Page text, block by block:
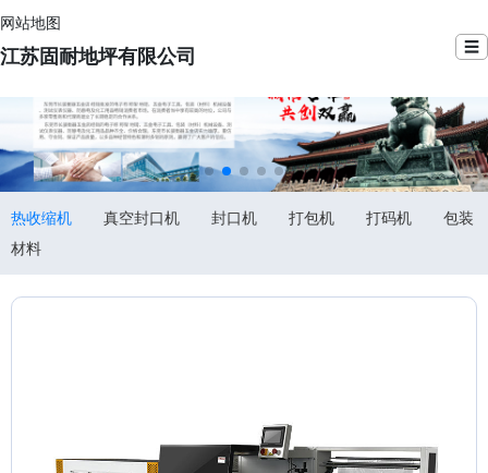
网站地图
江苏固耐地坪有限公司 ☰
热收缩机 真空封口机 封口机 打包机 打码机
包装
材料